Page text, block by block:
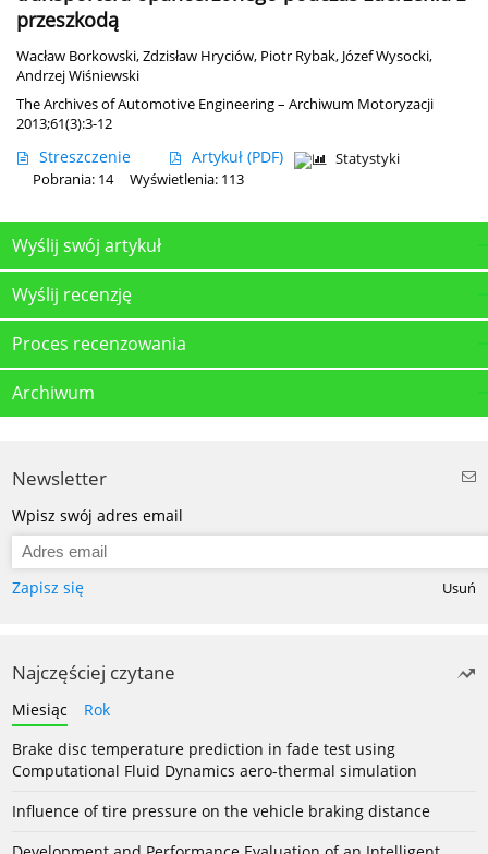
przeszkodą
Wacław Borkowski,Zdzisław Hryciów, Piotr Rybak, Józef Wysocki,
Andrzej Wiśniewski
The Archives of Automotive Engineering – Archiwum Motoryzacji
2013;61(3):3-12
Streszczenie Artykuł (PDF)
Statystyki
Pobrania: 14
Wyświetlenia: 113
Wyślij swój artykuł
Wyślij recenzję
Proces recenzowania
Archiwum
Newsletter
Wpisz swój adres email
Zapisz się Usuń
Najczęściej czytane
Miesiąc
Rok
Brake disc temperature prediction in fade test using
Computational Fluid Dynamics aero-thermal simulation
Influence of tire pressure on the vehicle braking distance